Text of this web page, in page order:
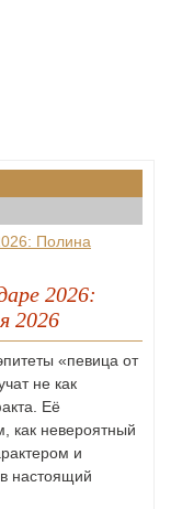
2026:
2026
«певица от
не как
Её
как невероятный
и
настоящий